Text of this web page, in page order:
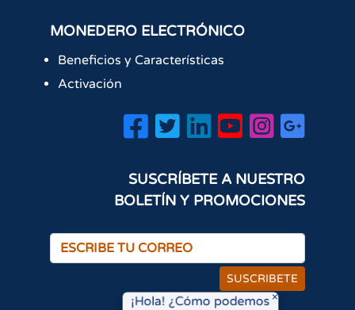
MONEDERO ELECTRÓNICO
Beneficios y Características
Activación
SUSCRÍBETE A NUESTRO
BOLETÍN Y PROMOCIONES
SUSCRIBETE
¡Hola! ¿Cómo podemos×